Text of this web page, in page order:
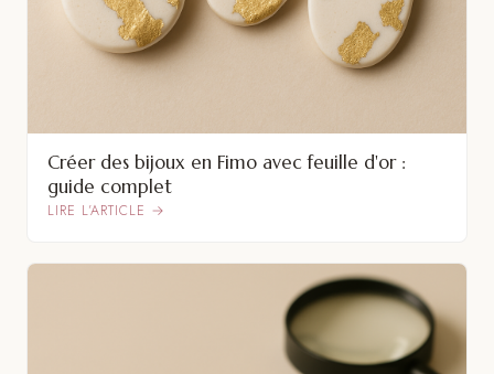
Créer des bijoux en Fimo avec feuille d'or :
guide complet
LIRE L’ARTICLE →